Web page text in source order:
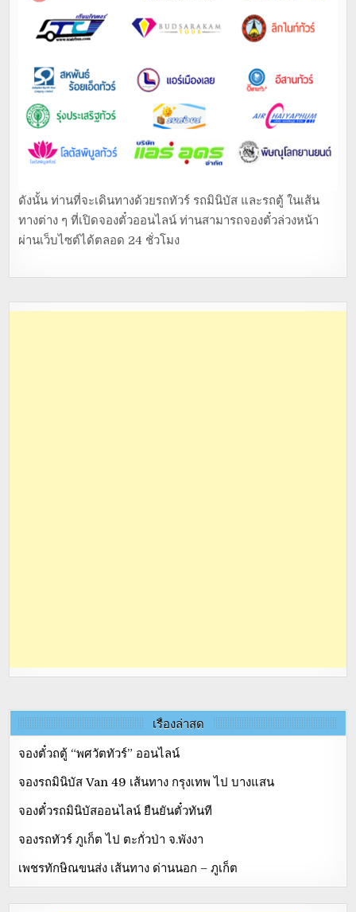
ดังนั้น ท่านที่จะเดินทางด้วยรถทัวร์ รถมินิบัส และรถตู้ ในเส้น
ทางต่าง ๆ ที่เปิดจองตั๋วออนไลน์ ท่านสามารถจองตั๋วล่วงหน้า
ผ่านเว็บไซต์ได้ตลอด 24 ชั่วโมง
เรื่องล่าสุด
จองตั๋วถตู้ “พศวัตทัวร์” ออนไลน์
จองรถมินิบัส Van 49 เส้นทาง กรุงเทพ ไป บางแสน
จองตั๋วรถมินิบัสออนไลน์ ยืนยันตั๋วทันที
จองรถทัวร์ ภูเก็ต ไป ตะกั่วป่า จ.พังงา
เพชรทักษิณขนส่ง เส้นทาง ด่านนอก – ภูเก็ต